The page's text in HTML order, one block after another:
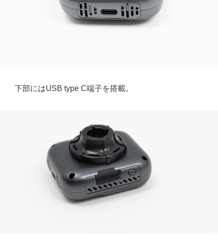
下部にはUSB type C端子を搭載。